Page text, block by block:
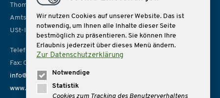
Thomas Rolf, Sonja Lübbe
Amtsgericht Bremen, HRB 14966
USt-IdNr. DE 157814926
Telefon: 0421 162162
Fax: 0421 1621666
info@mare-reisen.de
www.mare-reisen.de
Wir nutzen Cookies auf unserer Website. Das ist
notwendig, um Ihnen alle Inhalte dieser Seite
bestmöglich zu präsentieren. Sie können Ihre
Erlaubnis jederzeit über dieses Menü ändern.
Zur Datenschutzerklärung
Notwendige
Statistik
Cookies zum Tracking des Benutzerverhaltens